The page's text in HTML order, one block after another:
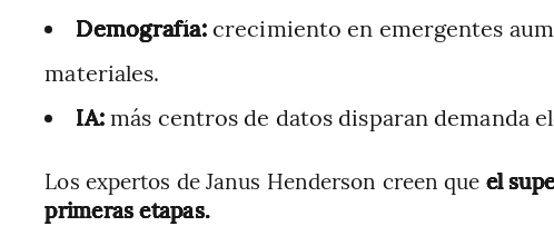
Demografía:crecimiento en emergentes
materiales.
IA:más centros de datos disparan demanda
Los expertos de Janus Henderson creen que el
primeras etapas.